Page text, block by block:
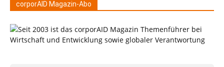
corporAID Magazin-Abo